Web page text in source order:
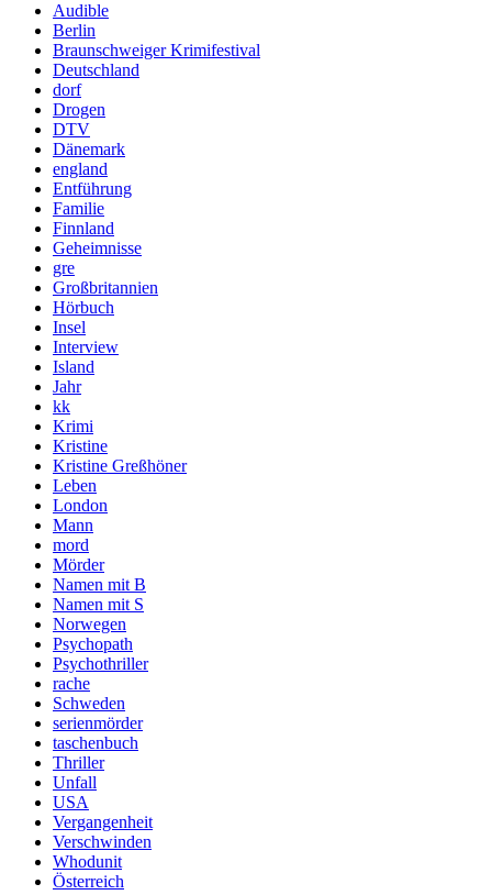
Audible
Berlin
Braunschweiger Krimifestival
Deutschland
dorf
Drogen
DTV
Dänemark
england
Entführung
Familie
Finnland
Geheimnisse
gre
Großbritannien
Hörbuch
Insel
Interview
Island
Jahr
kk
Krimi
Kristine
Kristine Greßhöner
Leben
London
Mann
mord
Mörder
Namen mit B
Namen mit S
Norwegen
Psychopath
Psychothriller
rache
Schweden
serienmörder
taschenbuch
Thriller
Unfall
USA
Vergangenheit
Verschwinden
Whodunit
Österreich